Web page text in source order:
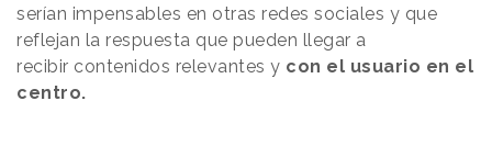
serían impensables en otras redes sociales y que
reflejan la respuesta que pueden llegar a
recibir contenidos relevantes y con el usuario en el
centro.